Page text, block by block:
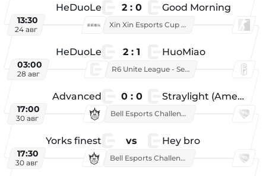
HeDuoLe 2 : 0 Good Morning
13:30
24 авг
Xin Xin Esports Cup 2026
HeDuoLe 2 : 1 HuoMiao
03:00
28 авг
R6 Unite League - Season 1
Advanced 0 : 0 Straylight (American team)
17:00
30 авг
Bell Esports Challenge 2026
Yorks finest vs Hey bro
17:30
30 авг
Bell Esports Challenge 2026